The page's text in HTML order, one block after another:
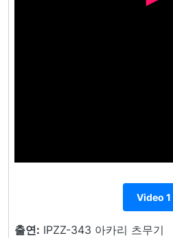
Video 1
출연: IPZZ-343 아카리 츠무기